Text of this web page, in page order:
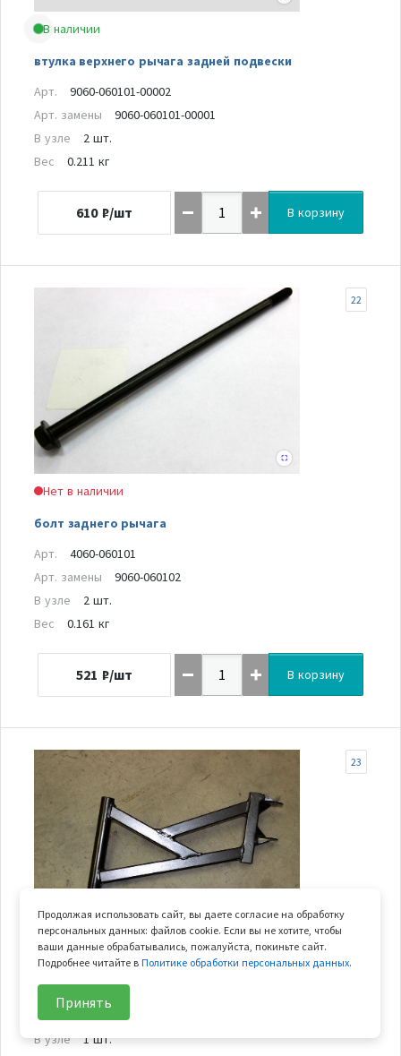
В наличии
втулка верхнего рычага задней подвески
Арт.
9060-060101-00002
Арт. замены
9060-060101-00001
В узле
2 шт.
Вес
0.211 кг
610 ₽/шт В корзину
Нет в наличии
болт заднего рычага
22
Арт.
4060-060101
Арт. замены
9060-060102
В узле
2 шт.
Вес
0.161 кг
521 ₽/шт В корзину
В наличии
рычаг задний верхний левый
23
Арт.
7000-060310
В узле
1 шт.
Продолжая использовать сайт, вы даете согласие на обработку
персональных данных: файлов cookie. Если вы не хотите, чтобы
ваши данные обрабатывались, пожалуйста, покиньте сайт.
Подробнее читайте вПолитике обработки персональных данных.
Принять